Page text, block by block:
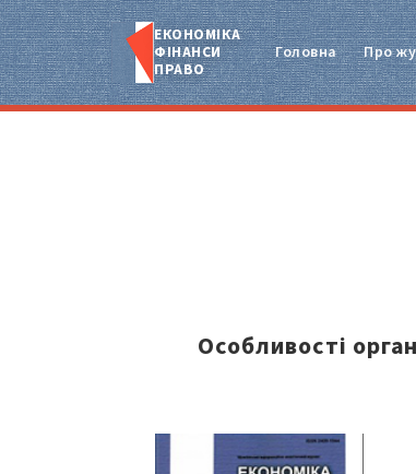
ЕКОНОМІКА
ФІНАНСИ
ПРАВО
Головна Про
Особливості